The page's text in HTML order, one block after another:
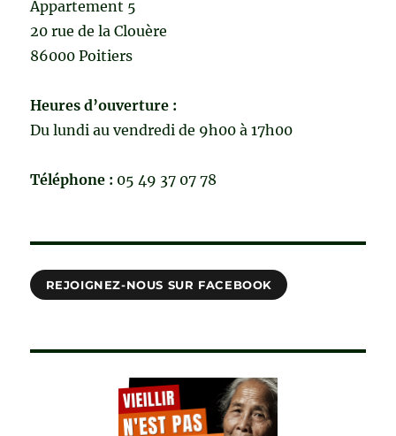
Appartement 5
20 rue de la Clouère
86000 Poitiers
Heures d’ouverture :
Du lundi au vendredi de 9h00 à 17h00
Téléphone : 05 49 37 07 78
REJOIGNEZ-NOUS SUR FACEBOOK